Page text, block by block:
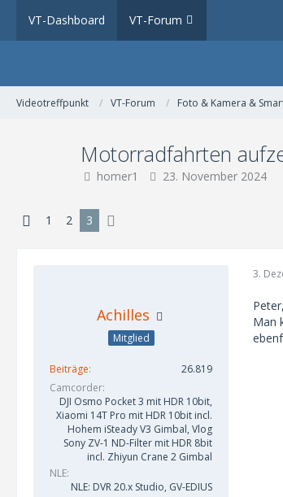
VT-Dashboard VT-Forum
Videotreffpunkt VT-Forum Foto & Kamera &
Motorradfahrten
homer1 23. November 2024
1 2 3
Achilles
Mitglied
Beiträge
26.819
Camcorder
DJI Osmo Pocket 3 mit HDR 10bit,
Xiaomi 14T Pro mit HDR 10bit incl.
Hohem iSteady V3 Gimbal, Vlog
Sony ZV-1 ND-Filter mit HDR 8bit
incl. Zhiyun Crane 2 Gimbal
NLE
NLE: DVR 20.x Studio, GV-EDIUS
3.
Peter,
Man